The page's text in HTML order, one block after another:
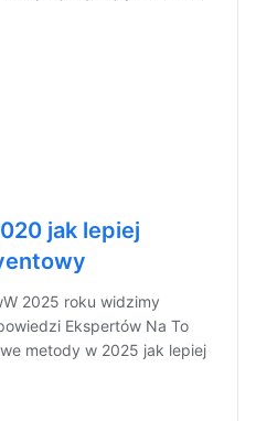
jak lepiej
2025 roku widzimy
Ekspertów Na To
metody w 2025 jak lepiej